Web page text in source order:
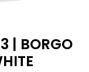
| BORGO